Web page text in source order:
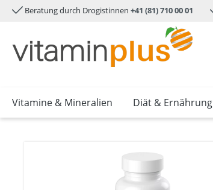
springen Zur Hauptnavigation springen
Beratung durch Drogistinnen +41 (81) 710 00 01
Vitamine & Mineralien Diät & Ernährung